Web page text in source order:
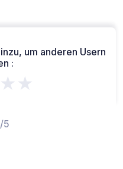
um anderen Usern
:
/5